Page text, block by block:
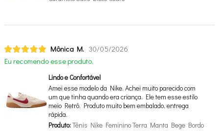
Mônica M. 30/05/2026
Eu recomendo esse produto.
Lindo e Confortável
Amei esse modelo da Nike. Achei muito parecido com
um que tinha quando era criança. Ele tem esse estilo
meio Retrô. Produto muito bem embalado, entrega
rápida.
Produto:Tênis Nike Feminino Terra Manta Bege Bordo